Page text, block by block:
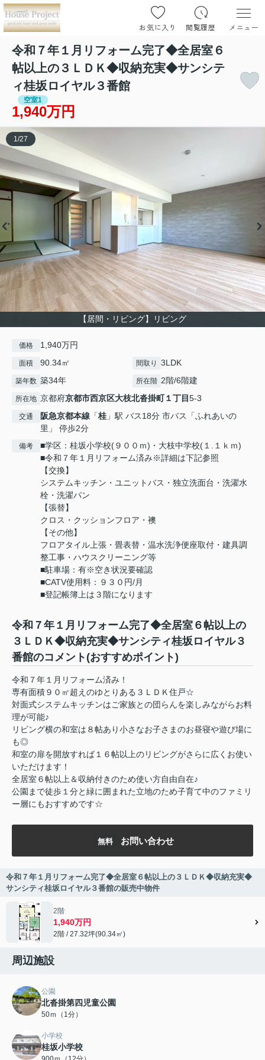
お気に入り 閲覧履歴 メニュー
令和７年１月リフォーム完了◆全居室６
帖以上の３ＬＤＫ◆収納充実◆サンシテ
ィ桂坂ロイヤル３番館
空室1
1,940万円
【居間・リビング】リビング
1 /27
価格 1,940万円
面積 90.34㎡ 間取り 3LDK
築年数 築34年 所在階 2階/6階建
所在地 京都府京都市西京区大枝北沓掛町１丁目5-3
交通 阪急京都本線 「桂 」駅 バス18分 市バス「ふれあいの
里」 停歩2分
備考
■学区：桂坂小学校(９００ｍ)・大枝中学校(１.１ｋｍ)
■令和７年１月リフォーム済み※詳細は下記参照
【交換】
システムキッチン・ユニットバス・独立洗面台・洗濯水
栓・洗濯パン
【張替】
クロス・クッションフロア・襖
【その他】
フロアタイル上張・畳表替・温水洗浄便座取付・建具調
整工事・ハウスクリーニング等
■駐車場：有※空き状況要確認
■CATV使用料：９３０円/月
■登記帳簿上は３階になります
令和７年１月リフォーム完了◆全居室６帖以上の
３ＬＤＫ◆収納充実◆サンシティ桂坂ロイヤル３
番館のコメント(おすすめポイント)
令和７年１月リフォーム済み！
専有面積９０㎡超えのゆとりある３ＬＤＫ住戸☆
対面式システムキッチンはご家族との団らんを楽しみながらお料
理が可能♪
リビング横の和室は８帖あり小さなお子さまのお昼寝や遊び場に
も◎
和室の扉を開放すれば１６帖以上のリビングがさらに広くお使い
いただけます！
全居室６帖以上＆収納付きのため使い方自由自在♪
公園まで徒歩１分と緑に囲まれた立地のため子育て中のファミリ
ー層にもおすすめです☆
無料 お問い合わせ
令和７年１月リフォーム完了◆全居室６帖以上の３ＬＤＫ◆収納充実◆
サンシティ桂坂ロイヤル３番館の販売中物件
2階
1,940万円
2階 / 27.32坪(90.34㎡)
周辺施設
公園
北沓掛第四児童公園
50ｍ（1分）
小学校
桂坂小学校